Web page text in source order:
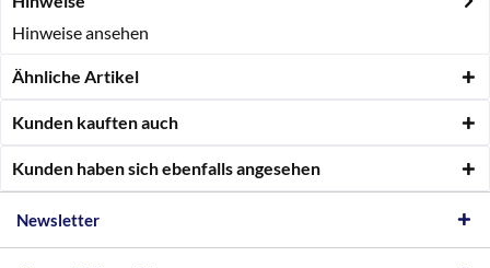
Hinweise ansehen
Ähnliche Artikel
Kunden kauften auch
Kunden haben sich ebenfalls angesehen
Newsletter